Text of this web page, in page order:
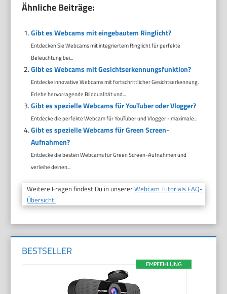
Ähnliche Beiträge:
Gibt es Webcams mit eingebautem Ringlicht?
Entdecken Sie Webcams mit integriertem Ringlicht für perfekte
Beleuchtung bei...
Gibt es Webcams mit Gesichtserkennungsfunktion?
Entdecke innovative Webcams mit fortschrittlicher Gesichtserkennung.
Erlebe hervorragende Bildqualität und...
Gibt es spezielle Webcams für YouTuber oder Vlogger?
Entdecke die perfekte Webcam für YouTuber und Vlogger - maximale...
Gibt es spezielle Webcams für Green Screen-
Aufnahmen?
Entdecke die besten Webcams für Green Screen-Aufnahmen und
verleihe deinen...
Weitere Fragen findest Du in unsererWebcam Tutorials FAQ-
Übersicht.
BESTSELLER
EMPFEHLUNG